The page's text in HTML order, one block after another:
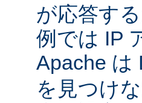
が応答す
例では IP
Apache は
を見つけ